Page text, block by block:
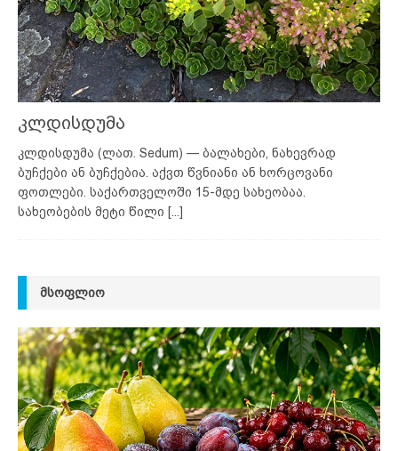
კლდისდუმა
კლდისდუმა (ლათ. Sedum) — ბალახები, ნახევრად
ბუჩქები ან ბუჩქებია. აქვთ წვნიანი ან ხორცოვანი
ფოთლები. საქართველოში 15-მდე სახეობაა.
სახეობების მეტი წილი [...]
ᲛᲡᲝᲤᲚᲘᲝ